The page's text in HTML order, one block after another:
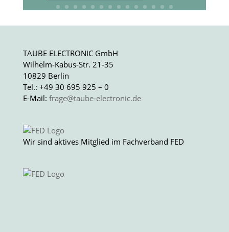
TAUBE ELECTRONIC GmbH
Wilhelm-Kabus-Str. 21-35
10829 Berlin
Tel.: +49 30 695 925 – 0
E-Mail: frage@taube-electronic.de
Wir sind aktives Mitglied im Fachverband FED